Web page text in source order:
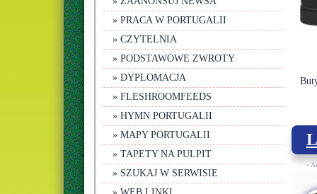
»
» PRACA W PORTUGALII
» CZYTELNIA
» PODSTAWOWE ZWROTY
» DYPLOMACJA
» FLESHROOMFEEDS
» HYMN PORTUGALII
» MAPY PORTUGALII
» TAPETY NA PULPIT
» SZUKAJ W SERWISIE